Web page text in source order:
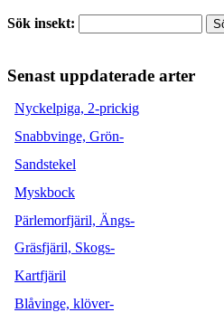
Sök insekt:
Senast uppdaterade arter
Nyckelpiga, 2-prickig
Snabbvinge, Grön-
Sandstekel
Myskbock
Pärlemorfjäril, Ängs-
Gräsfjäril, Skogs-
Kartfjäril
Blåvinge, klöver-